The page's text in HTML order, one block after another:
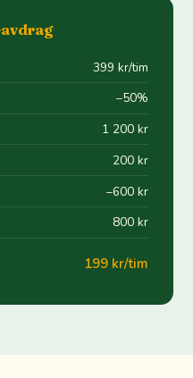
avdrag
399 kr/tim
−50%
1 200 kr
200 kr
−600 kr
800 kr
199 kr/tim